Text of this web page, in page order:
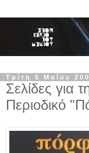
Τρίτη 5 Μαΐου
Σελίδες για
Περιοδικό